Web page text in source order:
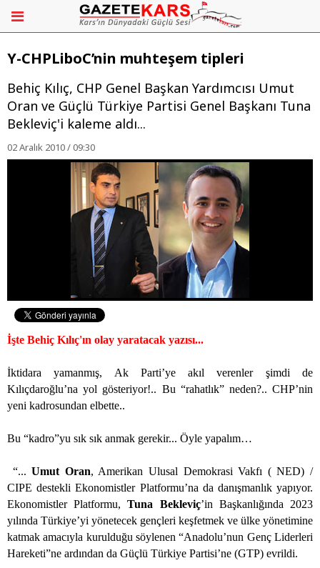
Y-CHPLiboC’nin muhteşem tipleri
Behiç Kılıç, CHP Genel Başkan Yardımcısı Umut
Oran ve Güçlü Türkiye Partisi Genel Başkanı Tuna
Bekleviç'i kaleme aldı...
02 Aralık 2010 / 09:30
İşte Behiç Kılıç'ın olay yaratacak yazısı...
İktidara yamanmış, Ak Parti’ye akıl verenler şimdi de
Kılıçdaroğlu’na yol gösteriyor!.. Bu “rahatlık” neden?.. CHP’nin
yeni kadrosundan elbette..
Bu “kadro”yu sık sık anmak gerekir... Öyle yapalım…
“...Umut Oran, Amerikan Ulusal Demokrasi Vakfı ( NED) /
CIPE destekli Ekonomistler Platformu’na da danışmanlık yapıyor.
Ekonomistler Platformu,Tuna Bekleviç’in Başkanlığında 2023
yılında Türkiye’yi yönetecek gençleri keşfetmek ve ülke yönetimine
katmak amacıyla kurulduğu söylenen “Anadolu’nun Genç Liderleri
Hareketi”ne ardından da Güçlü Türkiye Partisi’ne (GTP) evrildi.